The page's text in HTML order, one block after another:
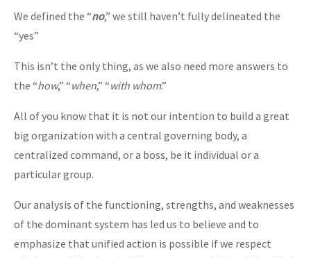
We defined the “no,” we still haven’t fully delineated the
“yes”
This isn’t the only thing, as we also need more answers to
the “how,” “when,” “with whom.”
All of you know that it is not our intention to build a great
big organization with a central governing body, a
centralized command, or a boss, be it individual or a
particular group.
Our analysis of the functioning, strengths, and weaknesses
of the dominant system has led us to believe and to
emphasize that unified action is possible if we respect